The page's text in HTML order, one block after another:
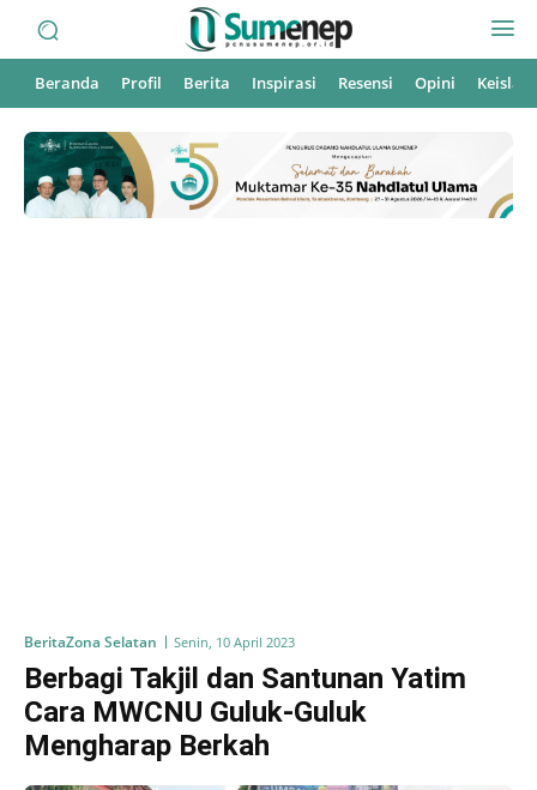
Beranda Profil Berita Inspirasi Resensi Opini
BeritaZona Selatan Senin, 10 April 2023
Berbagi Takjil dan Santunan Yatim
Cara MWCNU Guluk-Guluk
Mengharap Berkah